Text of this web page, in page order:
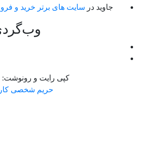
جاویددرسایت های برتر خرید و فروش
کپی رایت و رونوشت: 1405
حریم شخصی